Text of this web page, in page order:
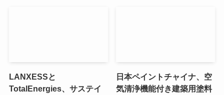
LANXESSと
TotalEnergies、サステイ
日本ペイントチャイナ、空
気清浄機能付き建築用塗料